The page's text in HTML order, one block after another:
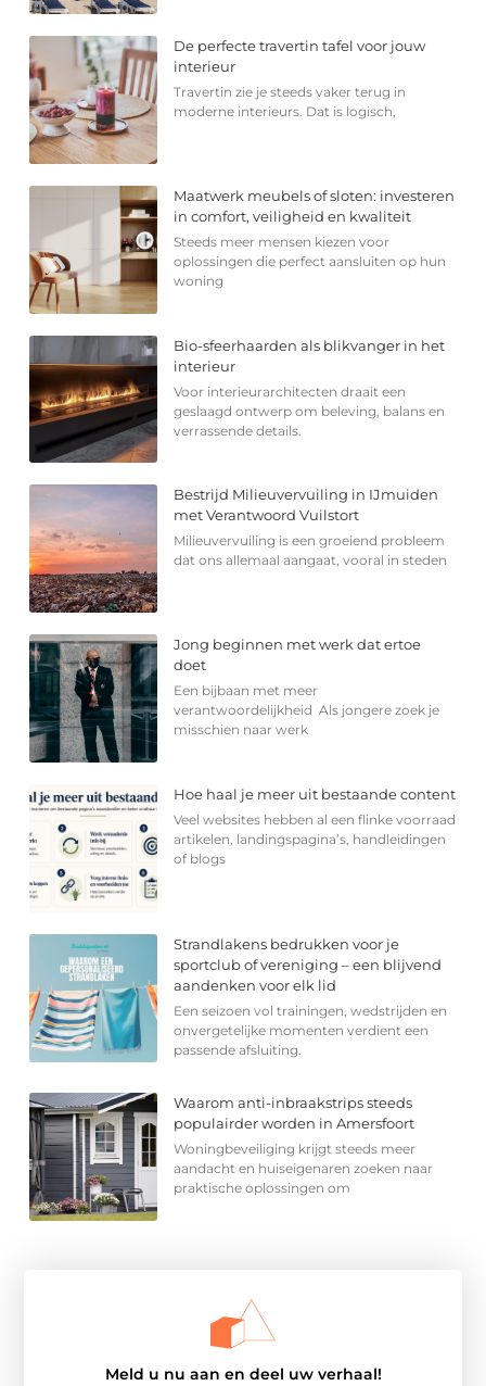
De perfecte travertin tafel voor jouw
interieur
Travertin zie je steeds vaker terug in
moderne interieurs. Dat is logisch,
Maatwerk meubels of sloten: investeren
in comfort, veiligheid en kwaliteit
Steeds meer mensen kiezen voor
oplossingen die perfect aansluiten op hun
woning
Bio-sfeerhaarden als blikvanger in het
interieur
Voor interieurarchitecten draait een
geslaagd ontwerp om beleving, balans en
verrassende details.
Bestrijd Milieuvervuiling in IJmuiden
met Verantwoord Vuilstort
Milieuvervuiling is een groeiend probleem
dat ons allemaal aangaat, vooral in steden
Jong beginnen met werk dat ertoe
doet
Een bijbaan met meer
verantwoordelijkheid Als jongere zoek je
misschien naar werk
Hoe haal je meer uit bestaande content
Veel websites hebben al een flinke voorraad
artikelen, landingspagina’s, handleidingen
of blogs
Strandlakens bedrukken voor je
sportclub of vereniging – een blijvend
aandenken voor elk lid
Een seizoen vol trainingen, wedstrijden en
onvergetelijke momenten verdient een
passende afsluiting.
Waarom anti-inbraakstrips steeds
populairder worden in Amersfoort
Woningbeveiliging krijgt steeds meer
aandacht en huiseigenaren zoeken naar
praktische oplossingen om
Meld u nu aan en deel uw verhaal!